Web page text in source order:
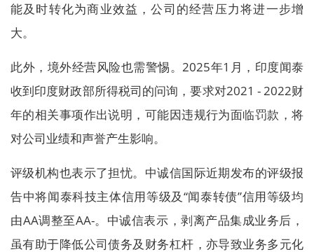
能及时转化为商业效益，公司的经营压力将进一步增
大。
此外，境外经营风险也需警惕。2025年1月，印度闻泰
收到印度财政部所得税司的问询，要求对2021 - 2022财
年的相关事项作出说明，可能因违规行为面临罚款，将
对公司业绩和声誉产生影响。
评级机构也表示了担忧。中诚信国际近期发布的评级报
告中将闻泰科技主体信用等级及“闻泰转债”信用等级均
由AA调整至AA-。中诚信表示，剥离产品集成业务后，
虽有助于降低公司债务及财务杠杆，亦导致业务多元化